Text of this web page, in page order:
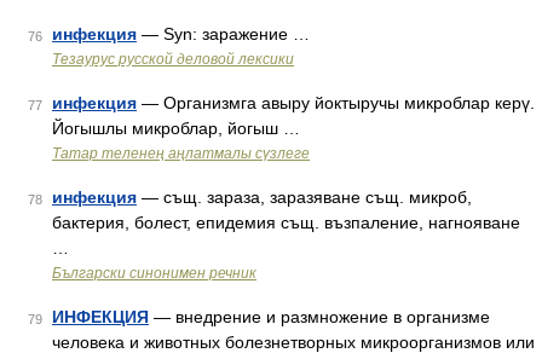
76 инфекция — Syn: заражение …
Тезаурус русской деловой лексики
77 инфекция — Организмга авыру йоктыручы микроблар керү.
Йогышлы микроблар, йогыш …
Татар теленең аңлатмалы сүзлеге
78 инфекция — същ. зараза, заразяване същ. микроб,
бактерия, болест, епидемия същ. възпаление, нагнояване
Български синонимен речник
79 ИНФЕКЦИЯ — внедрение и размножение в организме
человека и животных болезнетворных микроорганизмов или